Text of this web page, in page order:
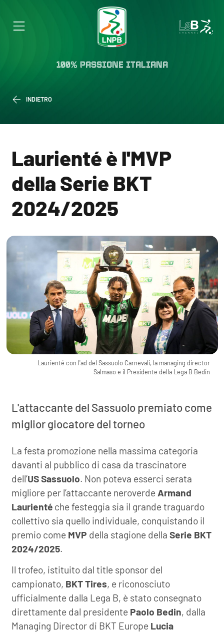
100% PASSIONE ITALIANA
INDIETRO
Laurienté è l'MVP
della Serie BKT
2024/2025
Laurienté con l'ad del Sassuolo Carnevali, la managing director
Salmaso e il Presidente della Lega B Bedin
L'attaccante del Sassuolo premiato come
miglior giocatore del torneo
La festa promozione nella massima categoria
davanti al pubblico di casa da trascinatore
dell’US Sassuolo. Non poteva esserci serata
migliore per l’attaccante neroverde Armand
Laurienté che festeggia sia il grande traguardo
collettivo sia quello individuale, conquistando il
premio come MVP della stagione della Serie BKT
2024/2025.
Il trofeo, istituito dal title sponsor del
campionato, BKT Tires, e riconosciuto
ufficialmente dalla Lega B, è stato consegnato
direttamente dal presidente Paolo Bedin, dalla
Managing Director di BKT Europe Lucia